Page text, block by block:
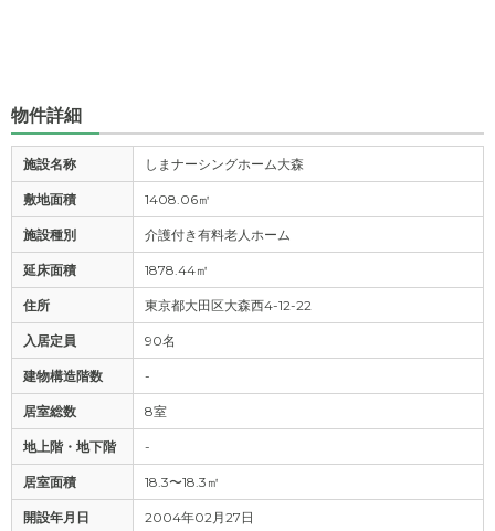
物件詳細
施設名称 しまナーシングホーム大森
敷地面積 1408.06㎡
施設種別 介護付き有料老人ホーム
延床面積 1878.44㎡
住所 東京都大田区大森西4-12-22
入居定員 90名
建物構造階数 -
居室総数 8室
地上階・地下階 -
居室面積 18.3〜18.3㎡
開設年月日 2004年02月27日